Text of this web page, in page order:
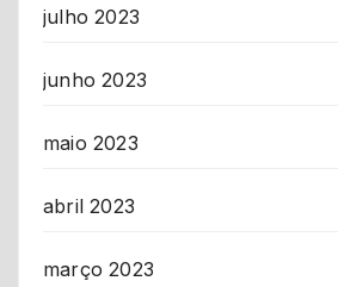
julho 2023
junho 2023
maio 2023
abril 2023
março 2023